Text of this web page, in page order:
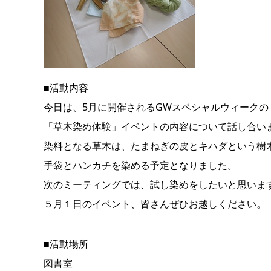
■活動内容
今日は、5月に開催されるGWスペシャルウィークの
「草木染め体験」イベントの内容について話し合い
染料となる草木は、たまねぎの皮とキハダという樹
手袋とハンカチを染める予定となりました。
次のミーティングでは、試し染めをしたいと思いま
５月１日のイベント、皆さんぜひお越しください。
■活動場所
図書室